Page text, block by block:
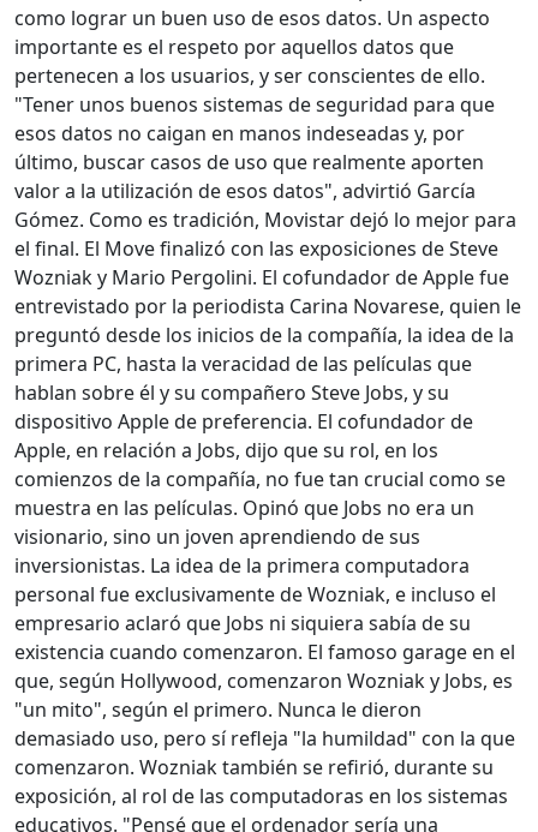
como lograr un buen uso de esos datos. Un aspecto
importante es el respeto por aquellos datos que
pertenecen a los usuarios, y ser conscientes de ello.
"Tener unos buenos sistemas de seguridad para que
esos datos no caigan en manos indeseadas y, por
último, buscar casos de uso que realmente aporten
valor a la utilización de esos datos", advirtió García
Gómez. Como es tradición, Movistar dejó lo mejor para
el final. El Move finalizó con las exposiciones de Steve
Wozniak y Mario Pergolini. El cofundador de Apple fue
entrevistado por la periodista Carina Novarese, quien le
preguntó desde los inicios de la compañía, la idea de la
primera PC, hasta la veracidad de las películas que
hablan sobre él y su compañero Steve Jobs, y su
dispositivo Apple de preferencia. El cofundador de
Apple, en relación a Jobs, dijo que su rol, en los
comienzos de la compañía, no fue tan crucial como se
muestra en las películas. Opinó que Jobs no era un
visionario, sino un joven aprendiendo de sus
inversionistas. La idea de la primera computadora
personal fue exclusivamente de Wozniak, e incluso el
empresario aclaró que Jobs ni siquiera sabía de su
existencia cuando comenzaron. El famoso garage en el
que, según Hollywood, comenzaron Wozniak y Jobs, es
"un mito", según el primero. Nunca le dieron
demasiado uso, pero sí refleja "la humildad" con la que
comenzaron. Wozniak también se refirió, durante su
exposición, al rol de las computadoras en los sistemas
educativos. "Pensé que el ordenador sería una